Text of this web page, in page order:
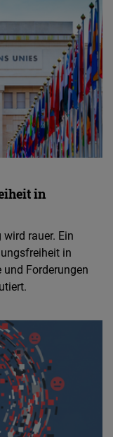
in
rauer. Ein
in
Forderungen